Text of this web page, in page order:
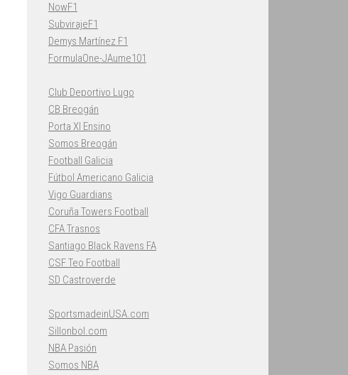
NowF1
SubvirajeF1
Demys Martínez F1
FormulaOne-JAume101
Club Deportivo Lugo
CB Breogán
Porta XI Ensino
Somos Breogán
Football Galicia
Fútbol Americano Galicia
Vigo Guardians
Coruña Towers Football
CFA Trasnos
Santiago Black Ravens FA
CSF Teo Football
SD Castroverde
SportsmadeinUSA.com
Sillonbol.com
NBA Pasión
Somos NBA